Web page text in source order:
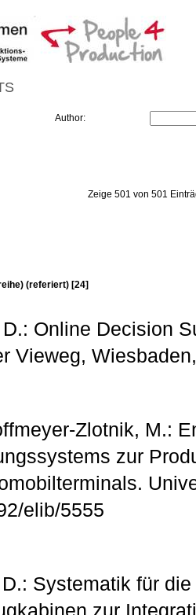
Author:
Zeige 501 von 501
(referiert) [24]
Online Decision
Vieweg,
Zlotnik, M.:
zur
elib/5555
Systematik für
zur